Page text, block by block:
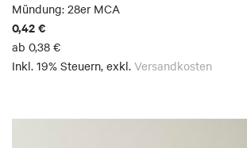
Mündung: 28er MCA
0,42 €
ab 0,38 €
Inkl. 19% Steuern, exkl. Versandkosten